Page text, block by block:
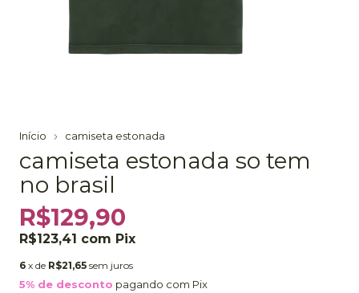
Início camiseta estonada
camiseta estonada so tem
no brasil
R$129,90
R$123,41 com Pix
6 x de R$21,65 sem juros
5% de desconto pagando com Pix